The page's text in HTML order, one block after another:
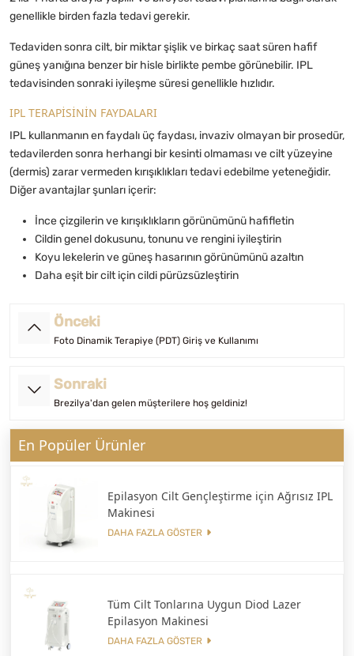
genellikle birden fazla tedavi gerekir.
Tedaviden sonra cilt, bir miktar şişlik ve birkaç saat süren hafif
güneş yanığına benzer bir hisle birlikte pembe görünebilir. IPL
tedavisinden sonraki iyileşme süresi genellikle hızlıdır.
IPL TERAPİSİNİN FAYDALARI
IPL kullanmanın en faydalı üç faydası, invaziv olmayan bir prosedür,
tedavilerden sonra herhangi bir kesinti olmaması ve cilt yüzeyine
(dermis) zarar vermeden kırışıklıkları tedavi edebilme yeteneğidir.
Diğer avantajlar şunları içerir:
İnce çizgilerin ve kırışıklıkların görünümünü hafifletin
Cildin genel dokusunu, tonunu ve rengini iyileştirin
Koyu lekelerin ve güneş hasarının görünümünü azaltın
Daha eşit bir cilt için cildi pürüzsüzleştirin
Önceki
Foto Dinamik Terapiye (PDT) Giriş ve Kullanımı
Sonraki
Brezilya'dan gelen müşterilere hoş geldiniz!
En Popüler Ürünler
Epilasyon Cilt Gençleştirme için Ağrısız IPL
Makinesi
DAHA FAZLA GÖSTER
Tüm Cilt Tonlarına Uygun Diod Lazer
Epilasyon Makinesi
DAHA FAZLA GÖSTER